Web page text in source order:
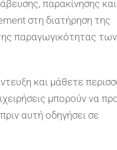
παρακίνησης και
στη διατήρηση της
παραγωγικότητας των
και μάθετε
μπορούν να
αυτή οδηγήσει σε